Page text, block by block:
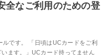
全なご利用のための登
ルです。 「日頃はUCカードをご利
ます。」UCカード持ってません